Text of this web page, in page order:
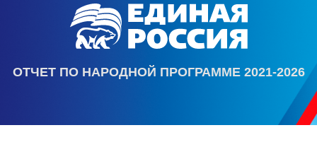
ОТЧЕТ ПО НАРОДНОЙ ПРОГРАММЕ 2021-2026